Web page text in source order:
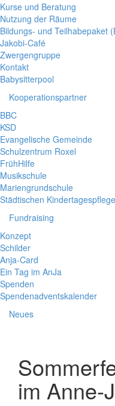
Kurse und Beratung
Nutzung der Räume
Bildungs- und Teilhabepaket
Jakobi-Café
Zwergengruppe
Kontakt
Babysitterpool
Kooperationspartner
BBC
KSD
Evangelische Gemeinde
Schulzentrum Roxel
FrühHilfe
Musikschule
Mariengrundschule
Städtischen Kindertagespflege
Fundraising
Konzept
Schilder
Anja-Card
Ein Tag im AnJa
Spenden
Spendenadventskalender
Neues
im Anne-